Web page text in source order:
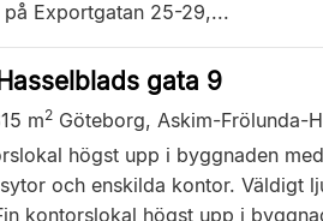
Exportgatan 25-29,...
gata 9
m2 Göteborg, Askim-Frölunda-
högst upp i byggnaden
och enskilda kontor. Väldigt
kontorslokal högst upp i